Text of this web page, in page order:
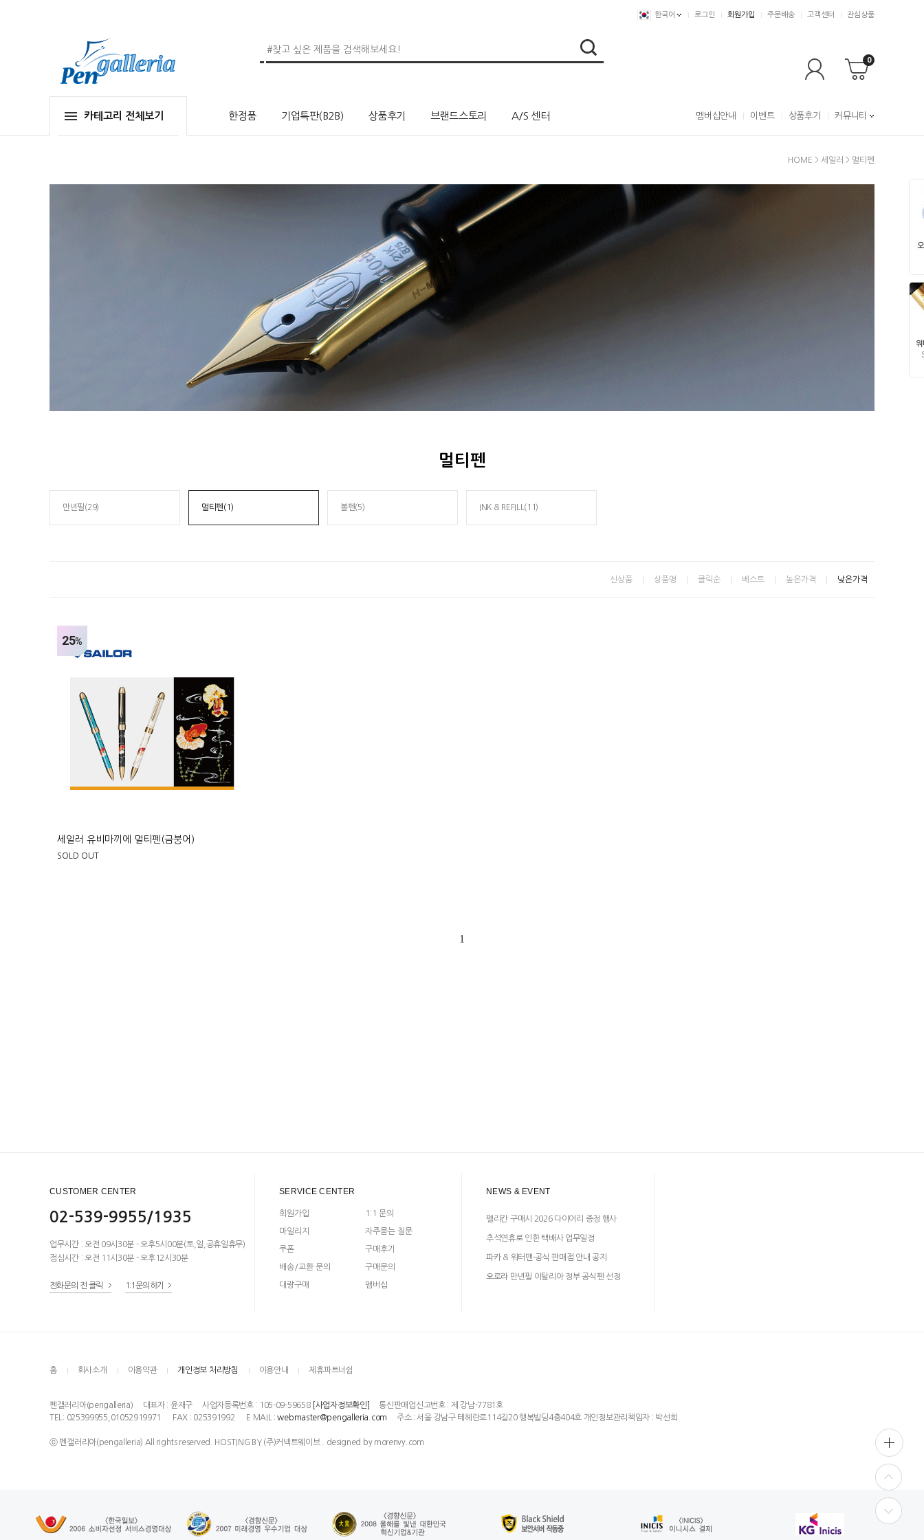
한국어 로그인 회원가입 주문배송 고객센터 관심상품
0
카테고리 전체보기 한정품 기업특판(B2B) 상품후기 브랜드스토리 A/S 센터 멤버십안내 이벤트 상품후기 커뮤니티
HOME > 세일러 > 멀티펜
멀티펜
만년필(29) 멀티펜(1) 볼펜(5) INK & REFILL(11)
신상품 상품명 클릭순 베스트 높은가격 낮은가격
25%
세일러 유비마끼에 멀티펜(금붕어)
SOLD OUT
1
CUSTOMER CENTER
02-539-9955/1935
업무시간 : 오전 09시30분 - 오후5시00분(토,일,공휴일휴무)
점심시간 : 오전 11시30분 - 오후12시30분
전화문의 전 클릭 1:1문의하기
SERVICE CENTER
회원가입
마일리지
쿠폰
배송/교환 문의
대량구매
1:1 문의
자주묻는 질문
구매후기
구매문의
멤버십
NEWS & EVENT
펠리칸 구매시 2026 다이어리 증정 행사
추석연휴로 인한 택배사 업무일정
파카 & 워터맨-공식 판매점 안내 공지
오로라 만년필 이탈리아 정부 공식펜 선정
홈 회사소개 이용약관 개인정보 처리방침 이용안내 제휴파트너쉽
펜갤러리아(pengalleria) 대표자 : 윤재구 사업자등록번호 : 105-09-59658 [사업자정보확인]
통신판매업신고번호 : 제 강남-7781호
TEL: 025399955,01052919971
FAX : 025391992 E MAIL :webmaster@pengalleria.com 주소 : 서울 강남구 테헤란로114길20 행복빌딩4층404호 개인정보관리책임자 : 박선희
ⓒ 펜갤러리아(pengalleria) All rights reserved. HOSTING BY (주)커넥트웨이브 . designed by morenvy.com